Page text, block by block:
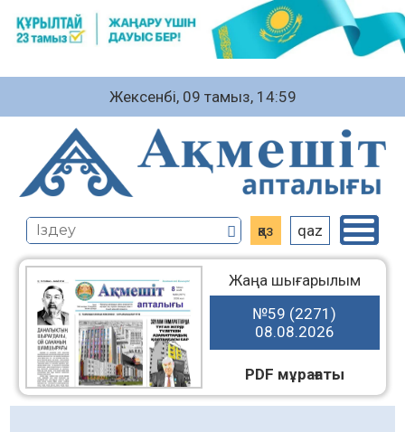
Жексенбі, 09 тамыз, 14:59
қаз qaz
Жаңа шығарылым
№59 (2271)
08.08.2026
PDF мұрағаты